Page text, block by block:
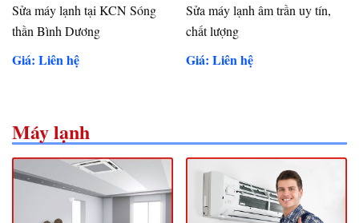
Sửa máy lạnh tại KCN Sóng
thần Bình Dương
Giá: Liên hệ
Sửa máy lạnh âm trần uy tín,
chất lượng
Giá: Liên hệ
Máy lạnh